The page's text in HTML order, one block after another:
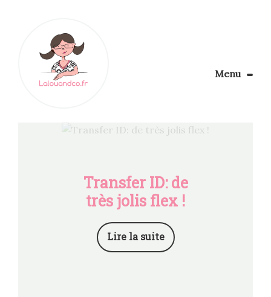
Menu
Apprendre la couture
Transfer ID: de
très jolis flex !
Lire la suite